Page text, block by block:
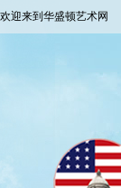
欢迎来到华盛顿艺术网